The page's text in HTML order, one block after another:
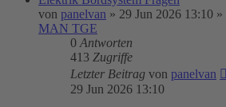
von panelvan » 29 Jun 2026 13:10 »
MAN TGE
0 Antworten
413 Zugriffe
Letzter Beitrag von panelvan
29 Jun 2026 13:10